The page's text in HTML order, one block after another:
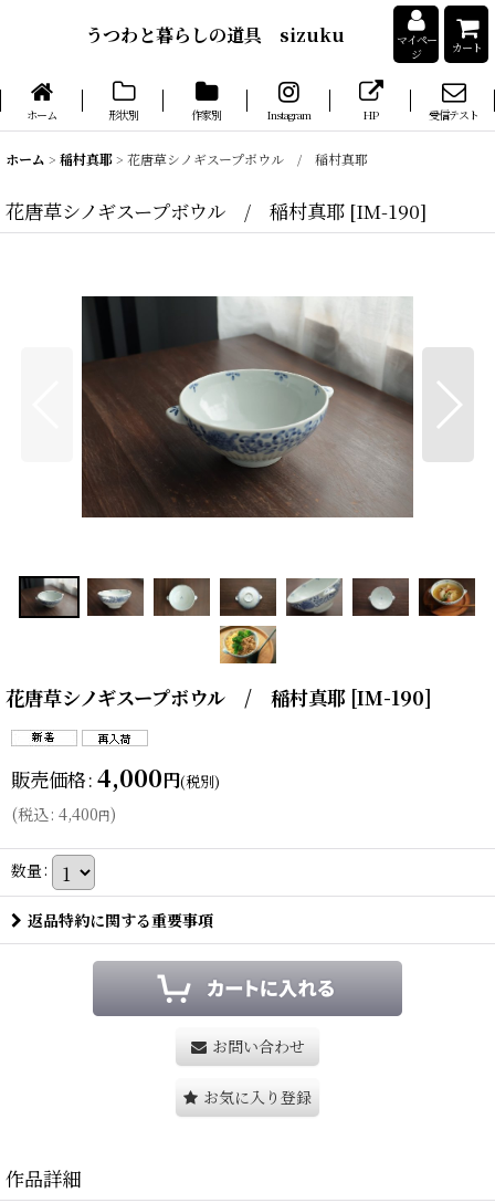
うつわと暮らしの道具 sizuku
マイペー
ジ
カート
ホーム 形状別 作家別 Instagram HP 受信テスト
ホーム > 稲村真耶> 花唐草シノギスープボウル / 稲村真耶
花唐草シノギスープボウル / 稲村真耶 [IM-190]
花唐草シノギスープボウル / 稲村真耶 [IM-190]
販売価格: 4,000円(税別)
(税込: 4,400円)
数量:
返品特約に関する重要事項
お問い合わせ
お気に入り登録
作品詳細